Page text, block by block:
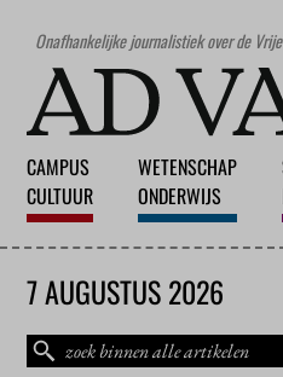
Onafhankelijke journalistiek over de
CAMPUS
CULTUUR
WETENSCHAP
ONDERWIJS
7 AUGUSTUS 2026